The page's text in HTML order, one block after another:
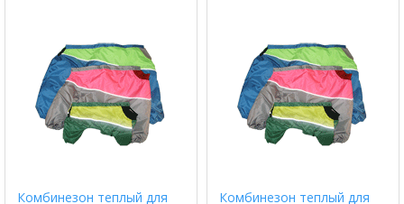
Комбинезон теплый для Комбинезон теплый для